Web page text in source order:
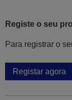
Registe o seu
Para registrar o
Registar agora